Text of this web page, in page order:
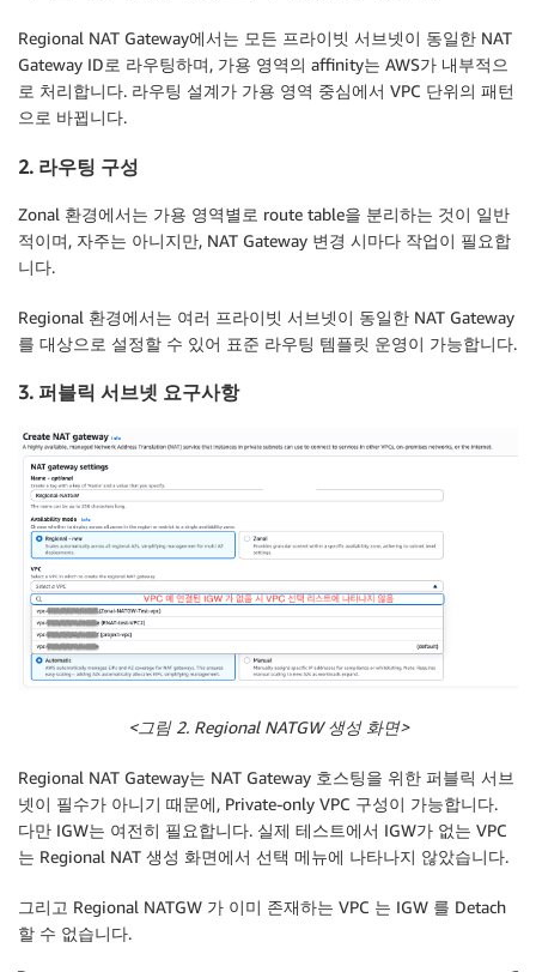
Regional NAT Gateway에서는 모든 프라이빗 서브넷이 동일한 NAT
Gateway ID로 라우팅하며, 가용 영역의 affinity는 AWS가 내부적으
로 처리합니다. 라우팅 설계가 가용 영역 중심에서 VPC 단위의 패턴
으로 바뀝니다.
2. 라우팅 구성
Zonal 환경에서는 가용 영역별로 route table을 분리하는 것이 일반
적이며, 자주는 아니지만, NAT Gateway 변경 시마다 작업이 필요합
니다.
Regional 환경에서는 여러 프라이빗 서브넷이 동일한 NAT Gateway
를 대상으로 설정할 수 있어 표준 라우팅 템플릿 운영이 가능합니다.
3. 퍼블릭 서브넷 요구사항
<그림 2. Regional NATGW생성 화면>
Regional NAT Gateway는 NAT Gateway 호스팅을 위한 퍼블릭 서브
넷이 필수가 아니기 때문에, Private-only VPC 구성이 가능합니다.
다만 IGW는 여전히 필요합니다. 실제 테스트에서 IGW가 없는 VPC
는 Regional NAT 생성 화면에서 선택 메뉴에 나타나지 않았습니다.
그리고 Regional NATGW 가 이미 존재하는 VPC 는 IGW 를 Detach
할 수 없습니다.